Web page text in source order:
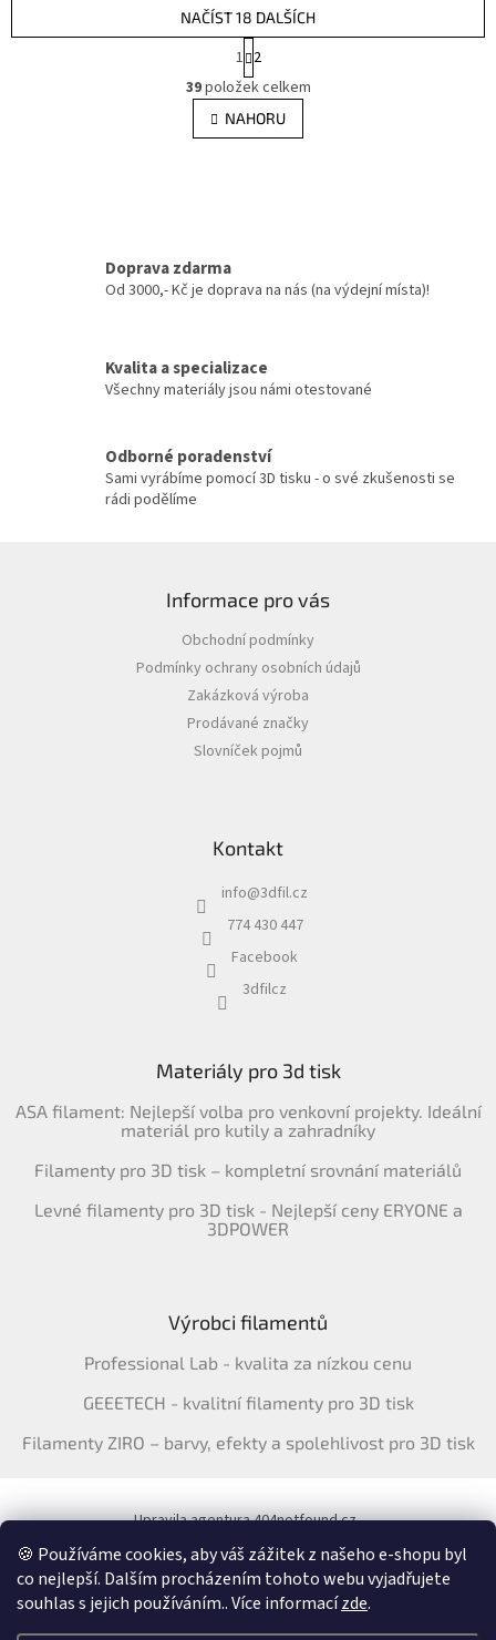
🍪 Používáme cookies, aby váš zážitek z našeho e-shopu byl
co nejlepší. Dalším procházením tohoto webu vyjadřujete
souhlas s jejich používáním.. Více informacízde.
O
v
l
á
v
ý
p
u
NAČÍST 18 DALŠÍCH
S
t
r
á
n
k
1 2
39položek celkem
NAHORU
Doprava zdarma
Od 3000,- Kč je doprava na nás (na výdejní místa)!
Kvalita a specializace
Všechny materiály jsou námi otestované
Odborné poradenství
Sami vyrábíme pomocí 3D tisku - o své zkušenosti se
rádi podělíme
Informace pro vás
Obchodní podmínky
Podmínky ochrany osobních údajů
Zakázková výroba
Prodávané značky
Slovníček pojmů
Kontakt
info@3dfil.cz
774 430 447
Facebook
3dfilcz
Materiály pro 3d tisk
ASA filament: Nejlepší volba pro venkovní projekty. Ideální
materiál pro kutily a zahradníky
Filamenty pro 3D tisk – kompletní srovnání materiálů
Levné filamenty pro 3D tisk - Nejlepší ceny ERYONE a
3DPOWER
Výrobci filamentů
Professional Lab - kvalita za nízkou cenu
GEEETECH - kvalitní filamenty pro 3D tisk
Filamenty ZIRO – barvy, efekty a spolehlivost pro 3D tisk
Upravila agentura 404notfound.cz
Katalog filamentů ERYONE pro ČR